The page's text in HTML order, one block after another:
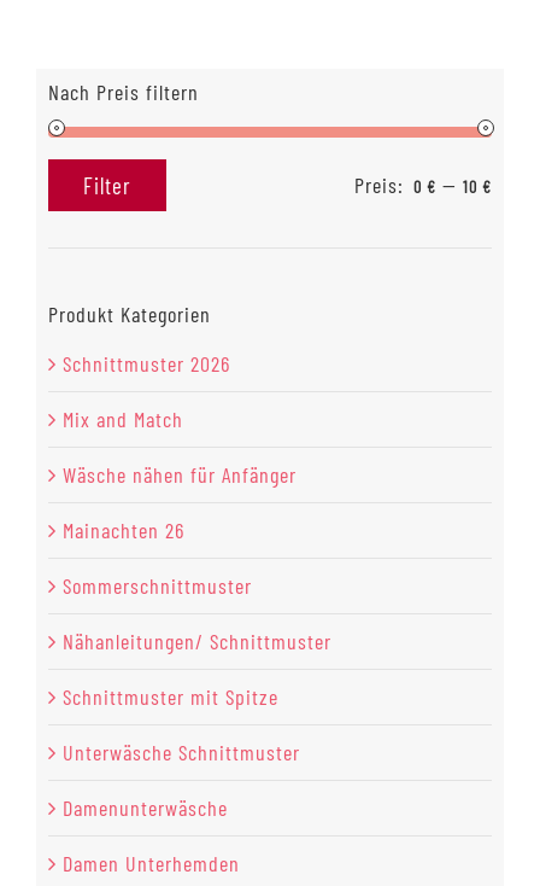
Nach Preis filtern
Filter Preis: 0 € — 10 €
Produkt Kategorien
Schnittmuster 2026
Mix and Match
Wäsche nähen für Anfänger
Mainachten 26
Sommerschnittmuster
Nähanleitungen/ Schnittmuster
Schnittmuster mit Spitze
Unterwäsche Schnittmuster
Damenunterwäsche
Damen Unterhemden